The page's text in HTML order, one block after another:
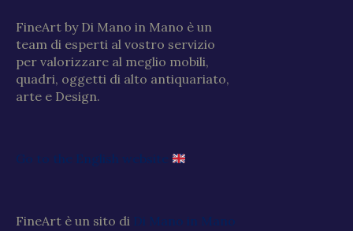
FineArt by Di Mano in Mano è un
team di esperti al vostro servizio
per valorizzare al meglio mobili,
quadri, oggetti di alto antiquariato,
arte e Design.
Go to the English website
FineArt è un sito di Di Mano in Mano